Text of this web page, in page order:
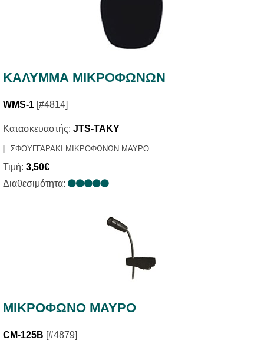
ΚΑΛΥΜΜΑ ΜΙΚΡΟΦΩΝΩΝ
WMS-1 [#4814]
Κατασκευαστής: JTS-TAKY
ΣΦΟΥΓΓΑΡΑΚΙ ΜΙΚΡΟΦΩΝΩΝ ΜΑΥΡΟ
Τιμή: 3,50€
Διαθεσιμότητα:
ΜΙΚΡΟΦΩΝΟ ΜΑΥΡΟ
CM-125B [#4879]